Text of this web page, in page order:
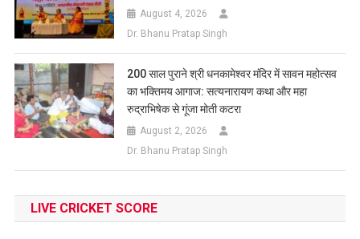
August 4, 2026
Dr. Bhanu Pratap Singh
200 साल पुराने श्री धनकामेश्वर मंदिर में सावन महोत्सव
का भक्तिमय आगाज: सत्यनारायण कथा और महा
रुद्राभिषेक से गूंजा मोती कटरा
August 2, 2026
Dr. Bhanu Pratap Singh
LIVE CRICKET SCORE